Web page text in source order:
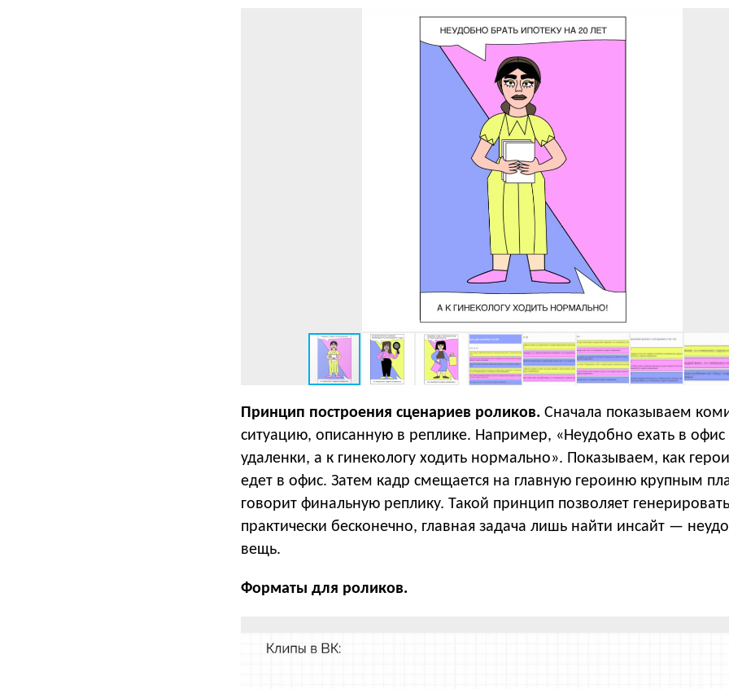
Принцип построения сценариев роликов. Сначала показываем
ситуацию, описанную в реплике. Например, «Неудобно ехать в офис
удаленки, а к гинекологу ходить нормально». Показываем, как
едет в офис. Затем кадр смещается на главную героиню крупным
говорит финальную реплику. Такой принцип позволяет
практически бесконечно, главная задача лишь найти инсайт —
вещь.
Форматы для роликов.